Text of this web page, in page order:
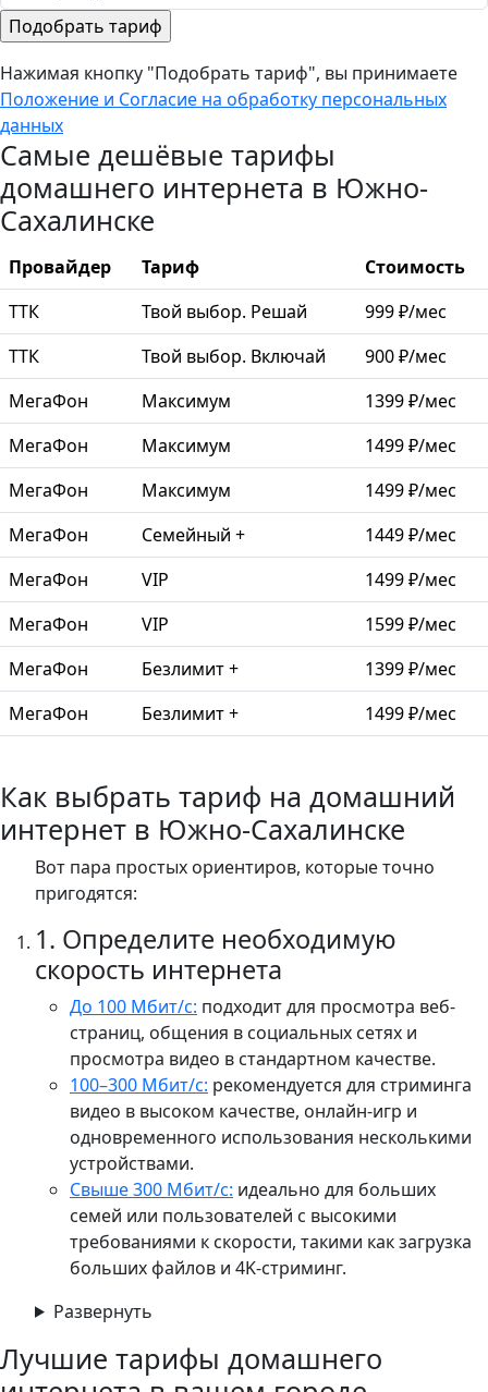
Нажимая кнопку "Подобрать тариф", вы принимаете
Положение и Согласие на обработку персональных
данных
Самые дешёвые тарифы
домашнего интернета в Южно-
Сахалинске
Провайдер Тариф
Стоимость
ТТК
Твой выбор. Решай
999 ₽/мес
ТТК
Твой выбор. Включай
900 ₽/мес
МегаФон
Максимум
1399 ₽/мес
МегаФон
Максимум
1499 ₽/мес
МегаФон
Максимум
1499 ₽/мес
МегаФон
Семейный +
1449 ₽/мес
МегаФон
VIP
1499 ₽/мес
МегаФон
VIP
1599 ₽/мес
МегаФон
Безлимит +
1399 ₽/мес
МегаФон
Безлимит + 1499 ₽/мес
Как выбрать тариф на домашний
интернет в Южно-Сахалинске
Вот пара простых ориентиров, которые точно
пригодятся:
1. Определите необходимую
скорость интернета
До 100 Мбит/с: подходит для просмотра веб-
страниц, общения в социальных сетях и
просмотра видео в стандартном качестве.
100–300 Мбит/с: рекомендуется для стриминга
видео в высоком качестве, онлайн-игр и
одновременного использования несколькими
устройствами.​
Свыше 300 Мбит/с: идеально для больших
семей или пользователей с высокими
требованиями к скорости, такими как загрузка
больших файлов и 4K-стриминг.​
Развернуть
Лучшие тарифы домашнего